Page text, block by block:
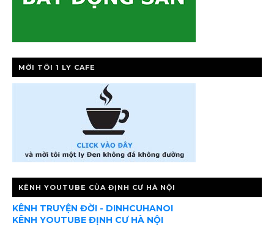
MỜI TÔI 1 LY CAFE
KÊNH YOUTUBE CỦA ĐỊNH CƯ HÀ NỘI
KÊNH TRUYỆN ĐỜI - DINHCUHANOI
KÊNH YOUTUBE ĐỊNH CƯ HÀ NỘI